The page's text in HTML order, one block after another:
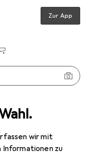
wir mit
Informationen zu
Zur App